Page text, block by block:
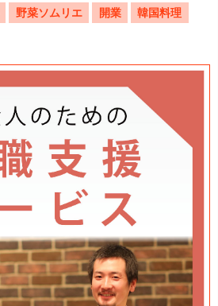
野菜ソムリエ 開業
韓国料理